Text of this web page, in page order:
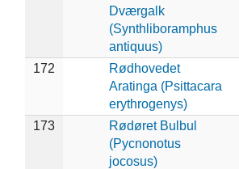
Dværgalk
(Synthliboramphus
antiquus)
172
Rødhovedet
Aratinga (Psittacara
erythrogenys)
173
Rødøret Bulbul
(Pycnonotus
jocosus)